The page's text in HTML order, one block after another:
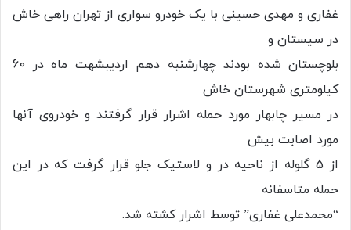
غفاری و مهدی حسینی با یک خودرو سواری از تهران راهی خاش
در سیستان و
بلوچستان شده بودند چهارشنبه دهم اردیبشهت ماه در 60
کیلومتری شهرستان خاش
در مسیر چابهار مورد حمله اشرار قرار گرفتند و خودروی آنها
مورد اصابت بیش
از 5 گلوله از ناحیه در و لاستیک جلو قرار گرفت که در این
حمله متاسفانه
“محمدعلی غفاری” توسط اشرار کشته شد.